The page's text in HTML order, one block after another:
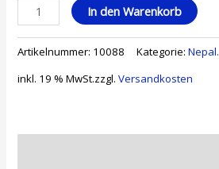
In den Warenkorb
Artikelnummer: 10088 Kategorie:Nepal.
inkl. 19 % MwSt.zzgl.Versandkosten